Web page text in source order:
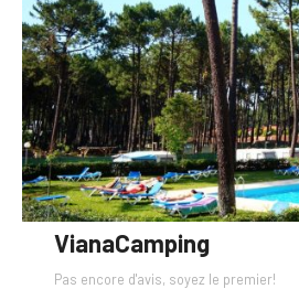
VianaCamping
Pas encore d'avis, soyez le premier!